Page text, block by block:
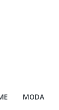
MODA